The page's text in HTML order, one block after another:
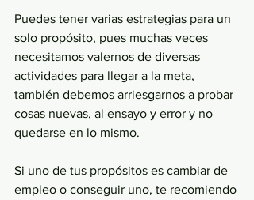
Puedes tener varias estrategias para un
solo propósito, pues muchas veces
necesitamos valernos de diversas
actividades para llegar a la meta,
también debemos arriesgarnos a probar
cosas nuevas, al ensayo y error y no
quedarse en lo mismo.
Si uno de tus propósitos es cambiar de
empleo o conseguir uno, te recomiendo